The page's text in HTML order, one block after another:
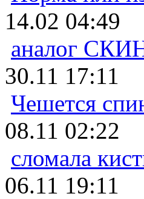
14.02 04:49
аналог
30.11 17:11
Чешется
08.11 02:22
сломала
06.11 19:11